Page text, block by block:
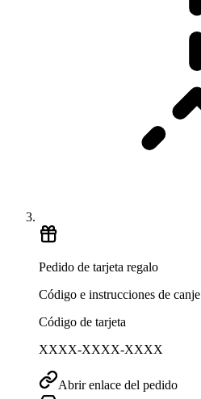
Pedido de tarjeta regalo
Código e instrucciones de canje
Código de tarjeta
XXXX-XXXX-XXXX
Abrir enlace del pedido